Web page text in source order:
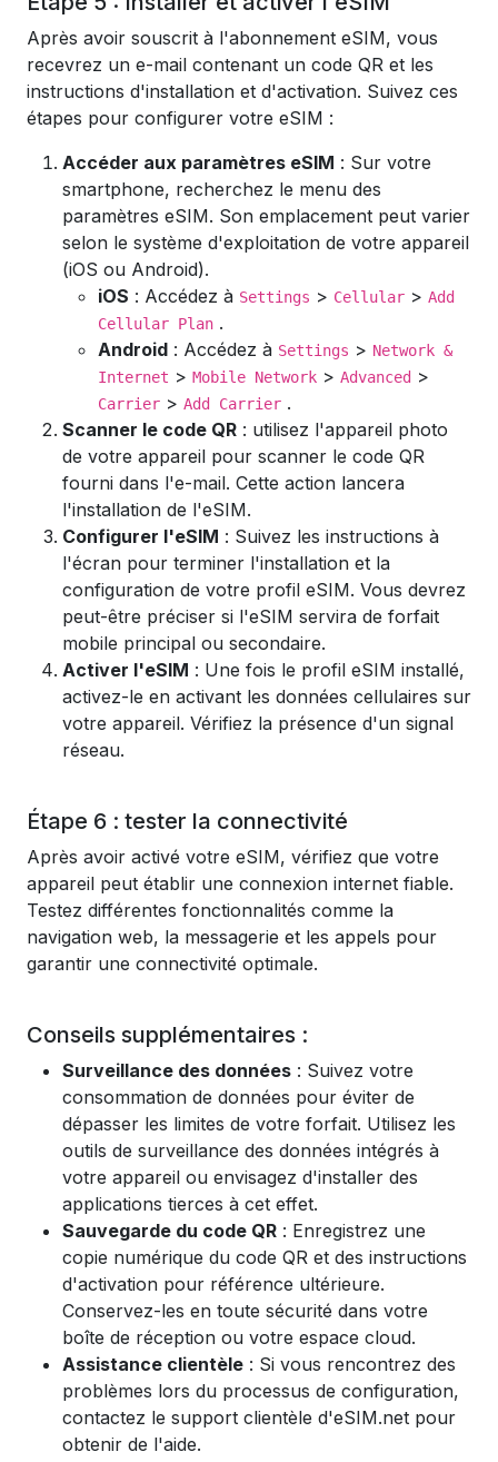
Après avoir souscrit à l'abonnement eSIM, vous
recevrez un e-mail contenant un code QR et les
instructions d'installation et d'activation. Suivez ces
étapes pour configurer votre eSIM :
Accéder aux paramètres eSIM : Sur votre
smartphone, recherchez le menu des
paramètres eSIM. Son emplacement peut varier
selon le système d'exploitation de votre appareil
(iOS ou Android).
iOS : Accédez à Settings > Cellular > Add
Cellular Plan .
Android : Accédez à Settings > Network &
Internet > Mobile Network > Advanced >
Carrier > Add Carrier .
Scanner le code QR : utilisez l'appareil photo
de votre appareil pour scanner le code QR
fourni dans l'e-mail. Cette action lancera
l'installation de l'eSIM.
Configurer l'eSIM : Suivez les instructions à
l'écran pour terminer l'installation et la
configuration de votre profil eSIM. Vous devrez
peut-être préciser si l'eSIM servira de forfait
mobile principal ou secondaire.
Activer l'eSIM : Une fois le profil eSIM installé,
activez-le en activant les données cellulaires sur
votre appareil. Vérifiez la présence d'un signal
réseau.
Étape 6 : tester la connectivité
Après avoir activé votre eSIM, vérifiez que votre
appareil peut établir une connexion internet fiable.
Testez différentes fonctionnalités comme la
navigation web, la messagerie et les appels pour
garantir une connectivité optimale.
Conseils supplémentaires :
Surveillance des données : Suivez votre
consommation de données pour éviter de
dépasser les limites de votre forfait. Utilisez les
outils de surveillance des données intégrés à
votre appareil ou envisagez d'installer des
applications tierces à cet effet.
Sauvegarde du code QR : Enregistrez une
copie numérique du code QR et des instructions
d'activation pour référence ultérieure.
Conservez-les en toute sécurité dans votre
boîte de réception ou votre espace cloud.
Assistance clientèle : Si vous rencontrez des
problèmes lors du processus de configuration,
contactez le support clientèle d'eSIM.net pour
obtenir de l'aide.